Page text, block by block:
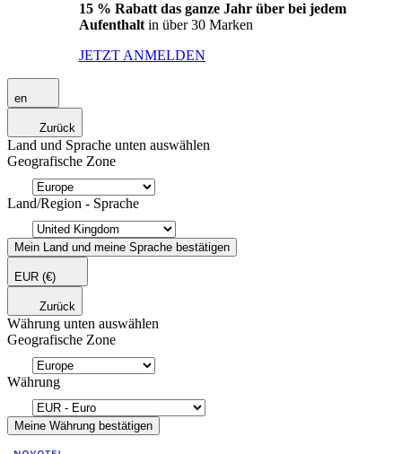
15 % Rabatt das ganze Jahr über bei jedem
Aufenthalt in über 30 Marken
JETZT ANMELDEN
en
Zurück
Land und Sprache unten auswählen
Geografische Zone
Land/Region - Sprache
Mein Land und meine Sprache bestätigen
EUR (€)
Zurück
Währung unten auswählen
Geografische Zone
Währung
Meine Währung bestätigen